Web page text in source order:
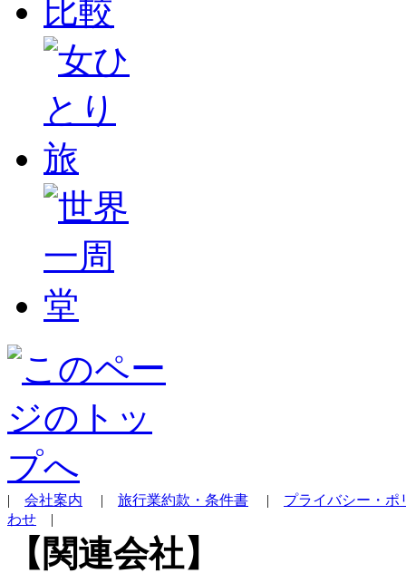
| 会社案内 | 旅行業約款・条件書 | プライバシー・ポ
わせ |
【関連会社】